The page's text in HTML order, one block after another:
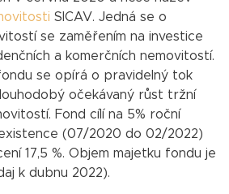
SICAV. Jedná se o
se zaměřením na investice
a komerčních nemovitostí.
se opírá o pravidelný tok
očekávaný růst tržní
Fond cílí na 5% roční
(07/2020 do 02/2022)
17,5 %. Objem majetku fondu je
k dubnu 2022).